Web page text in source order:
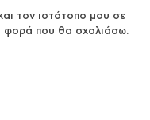
τον ιστότοπο μου σε
φορά που θα σχολιάσω.